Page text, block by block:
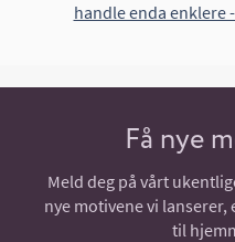
handle enda enklere -
Få nye
Meld deg på vårt
nye motivene vi
til